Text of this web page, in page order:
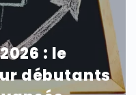
: le
débutants